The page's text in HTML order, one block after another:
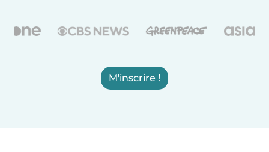
M'inscrire !